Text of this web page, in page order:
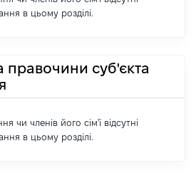
в цьому розділі.
правочини суб'єкта
чи членів його сім'ї відсутні
в цьому розділі.